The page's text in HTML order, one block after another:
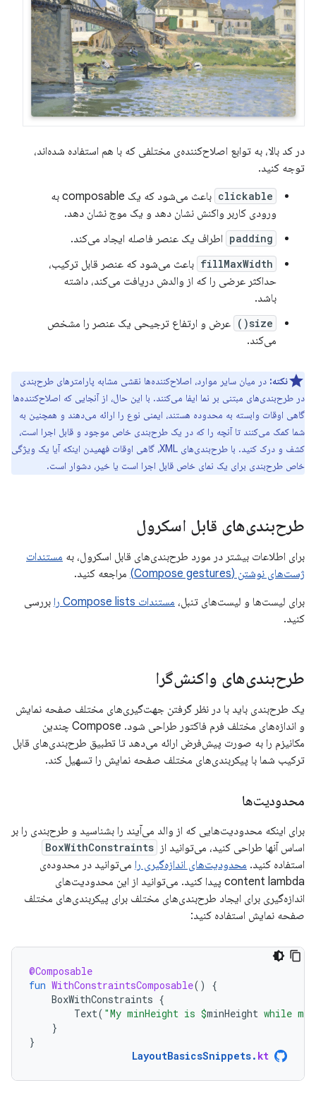
در کد بالا، به توابع اصلاح‌کننده‌ی مختلفی که با هم استفاده شده‌اند،
توجه کنید.
clickable
باعث می‌شود که یک composable به
ورودی کاربر واکنش نشان دهد و یک موج نشان دهد.
padding اطراف یک عنصر فاصله ایجاد می‌کند.
fillMaxWidth باعث می‌شود که عنصر قابل ترکیب،
حداکثر عرضی را که از والدش دریافت می‌کند، داشته
باشد.
size()
عرض و ارتفاع ترجیحی یک عنصر را مشخص
می‌کند.
نکته: در میان سایر موارد، اصلاح‌کننده‌ها نقشی مشابه پارامترهای طرح‌بندی
در طرح‌بندی‌های مبتنی بر نما ایفا می‌کنند. با این حال، از آنجایی که اصلاح‌کننده‌ها
گاهی اوقات وابسته به محدوده هستند، ایمنی نوع را ارائه می‌دهند و همچنین به
شما کمک می‌کنند تا آنچه را که در یک طرح‌بندی خاص موجود و قابل اجرا است،
کشف و درک کنید. با طرح‌بندی‌های XML، گاهی اوقات فهمیدن اینکه آیا یک ویژگی
خاص طرح‌بندی برای یک نمای خاص قابل اجرا است یا خیر، دشوار است.
طرح‌بندی‌های قابل اسکرول
برای اطلاعات بیشتر در مورد طرح‌بندی‌های قابل اسکرول، به مستندات
ژست‌های نوشتن (Compose gestures)
مراجعه کنید.
برای لیست‌ها و لیست‌های تنبل، مستندات Compose lists را
بررسی
کنید.
طرح‌بندی‌های واکنش‌گرا
یک طرح‌بندی باید با در نظر گرفتن جهت‌گیری‌های مختلف صفحه نمایش
و اندازه‌های مختلف فرم فاکتور طراحی شود. Compose چندین
مکانیزم را به صورت پیش‌فرض ارائه می‌دهد تا تطبیق طرح‌بندی‌های قابل
ترکیب شما با پیکربندی‌های مختلف صفحه نمایش را تسهیل کند.
محدودیت‌ها
برای اینکه محدودیت‌هایی که از والد می‌آیند را بشناسید و طرح‌بندی را بر
اساس آنها طراحی کنید، می‌توانید از BoxWithConstraints
استفاده کنید. محدودیت‌های اندازه‌گیری را می‌توانید در محدوده‌ی
content lambda پیدا کنید. می‌توانید از این محدودیت‌های
اندازه‌گیری برای ایجاد طرح‌بندی‌های مختلف برای پیکربندی‌های مختلف
صفحه نمایش استفاده کنید:
@Composable
fun WithConstraintsComposable()
{
BoxWithConstraints {
Text( "My minHeight is $minHeight while my
}
}
LayoutBasicsSnippets. kt